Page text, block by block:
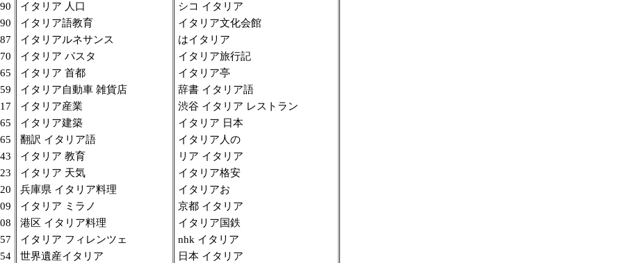
イタリア 人口
イタリア語教育
イタリアルネサンス
イタリア パスタ
イタリア 首都
イタリア自動車 雑貨店
イタリア産業
イタリア建築
翻訳 イタリア語
イタリア 教育
イタリア 天気
兵庫県 イタリア料理
イタリア ミラノ
港区 イタリア料理
イタリア フィレンツェ
世界遺産イタリア
シコ イタリア
イタリア文化会館
はイタリア
イタリア旅行記
イタリア亭
辞書 イタリア語
渋谷 イタリア レストラン
イタリア 日本
イタリア人の
リア イタリア
イタリア格安
イタリアお
京都 イタリア
イタリア国鉄
nhk イタリア
日本 イタリア